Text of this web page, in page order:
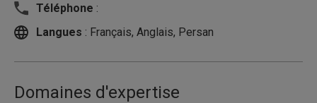
Téléphone :
Langues : Français, Anglais, Persan
Domaines d'expertise